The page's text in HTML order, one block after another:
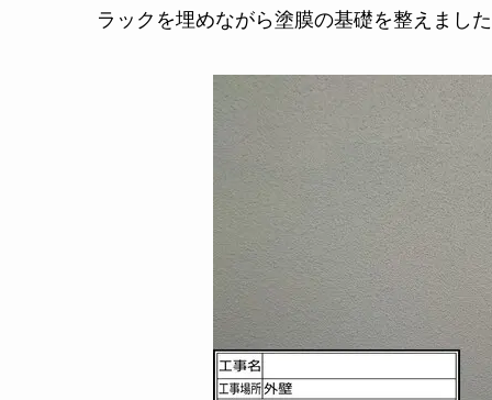
ラックを埋めながら塗膜の基礎を整えまし